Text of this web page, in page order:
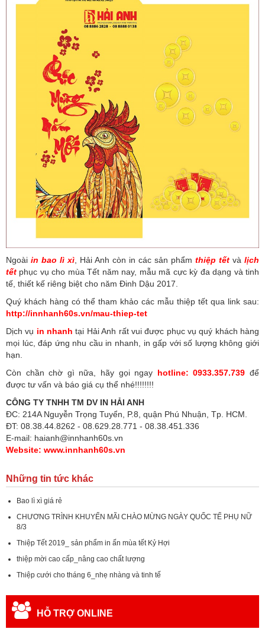
Ngoài in bao lì xì , Hải Anh còn in các sản phẩm thiệp tết và lịch
tết phục vụ cho mùa Tết năm nay, mẫu mã cực kỳ đa dạng và tinh
tế, thiết kế riêng biệt cho năm Đinh Dậu 2017.
Quý khách hàng có thể tham khảo các mẫu thiệp tết qua link sau:
http://innhanh60s.vn/mau-thiep-tet
Dịch vụ in nhanh tại Hải Anh rất vui được phục vụ quý khách hàng
mọi lúc, đáp ứng nhu cầu in nhanh, in gấp với số lượng không giới
hạn.
Còn chần chờ gì nữa, hãy gọi ngay hotline: 0933.357.739 để
được tư vấn và báo giá cụ thể nhé!!!!!!!!
CÔNG TY TNHH TM DV IN HẢI ANH
ĐC: 214A Nguyễn Trọng Tuyển, P.8, quận Phú Nhuận, Tp. HCM.
ĐT: 08.38.44.8262 - 08.629.28.771 - 08.38.451.336
E-mail: haianh@innhanh60s.vn
Website: www.innhanh60s.vn
Những tin tức khác
Bao lì xì giá rẻ
CHƯƠNG TRÌNH KHUYẾN MÃI CHÀO MỪNG NGÀY QUỐC TẾ PHỤ NỮ
8/3
Thiệp Tết 2019_ sản phẩm in ấn mùa tết Kỷ Hợi
thiệp mời cao cấp_nâng cao chất lượng
Thiệp cưới cho tháng 6_nhẹ nhàng và tinh tế
HỖ TRỢ ONLINE